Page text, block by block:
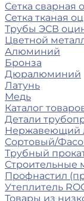
Сетка сварная
Сетка тканая
Трубы ЭСВ
Цветной
Алюминий
Бронза
Дюралюминий
Латунь
Медь
Каталог
Детали
Нержавеющий
Сортовый/
Трубный
Строительные
Профнастил
Утеплитель
Товары из